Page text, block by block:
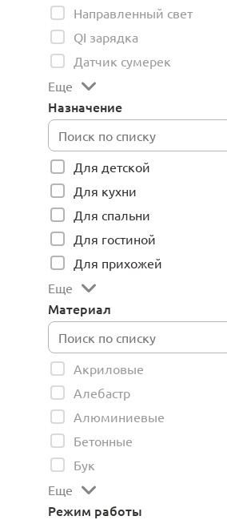
Направленный свет
QI зарядка
Датчик сумерек
Еще
Назначение
Для детской
Для кухни
Для спальни
Для гостиной
Для прихожей
Еще
Материал
Акриловые
Алебастр
Алюминиевые
Бетонные
Бук
Еще
Режим работы